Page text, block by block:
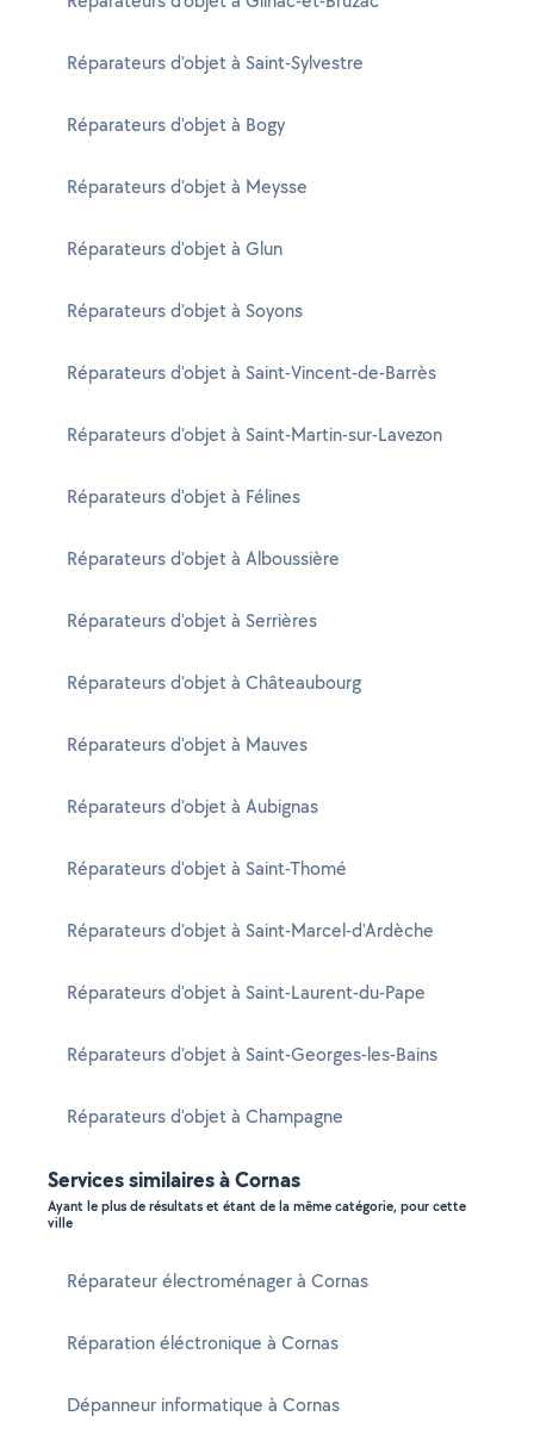
Réparateurs d'objet à Saint-Sylvestre
Réparateurs d'objet à Bogy
Réparateurs d'objet à Meysse
Réparateurs d'objet à Glun
Réparateurs d'objet à Soyons
Réparateurs d'objet à Saint-Vincent-de-Barrès
Réparateurs d'objet à Saint-Martin-sur-Lavezon
Réparateurs d'objet à Félines
Réparateurs d'objet à Alboussière
Réparateurs d'objet à Serrières
Réparateurs d'objet à Châteaubourg
Réparateurs d'objet à Mauves
Réparateurs d'objet à Aubignas
Réparateurs d'objet à Saint-Thomé
Réparateurs d'objet à Saint-Marcel-d'Ardèche
Réparateurs d'objet à Saint-Laurent-du-Pape
Réparateurs d'objet à Saint-Georges-les-Bains
Réparateurs d'objet à Champagne
Services similaires à Cornas
Ayant le plus de résultats et étant de la même catégorie, pour cette
ville
Réparateur électroménager à Cornas
Réparation éléctronique à Cornas
Dépanneur informatique à Cornas